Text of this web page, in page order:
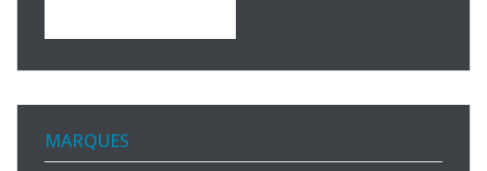
MARQUES